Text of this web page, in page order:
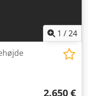
1 /24
2.650 €